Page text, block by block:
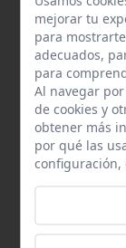
6,6
Leer más
mejorar tu
para
adecuados,
para
Al navegar
de cookies y
obtener más
por qué las
configuración,